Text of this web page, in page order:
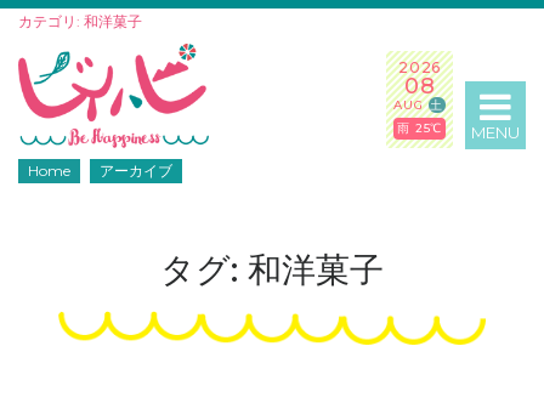
カテゴリ: 和洋菓子
2026
08
AUG土
雨 25℃
MENU
Home アーカイブ
タグ: 和洋菓子